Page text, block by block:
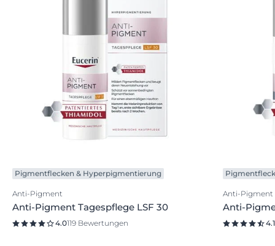
Pigmentflecken & Hyperpigmentierung
Anti-Pigment
Anti-Pigment Tagespflege LSF 30
4.0119 Bewertungen
Anti-Pigment
Anti-
4.1